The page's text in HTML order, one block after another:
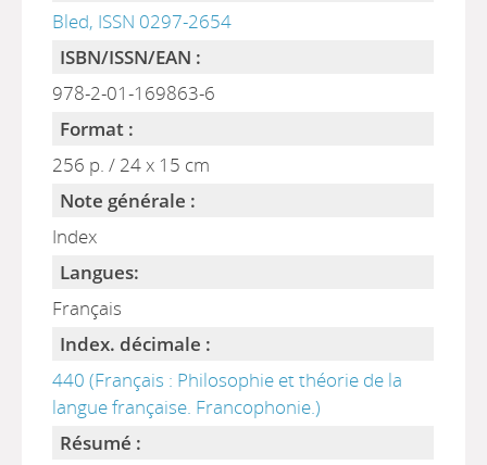
Bled, ISSN 0297-2654
ISBN/ISSN/EAN :
978-2-01-169863-6
Format :
256 p. / 24 x 15 cm
Note générale :
Index
Langues:
Français
Index. décimale :
440 (Français : Philosophie et théorie de la
langue française. Francophonie.)
Résumé :